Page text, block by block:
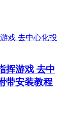
挥游戏 去中
带安装教程